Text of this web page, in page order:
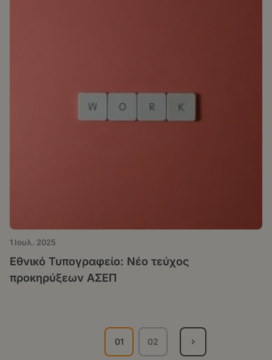
1 Ιουλ. 2025
Εθνικό Τυπογραφείο: Νέο τεύχος
προκηρύξεων ΑΣΕΠ
Τρέχουσα
σελίδα
01 Σελίδα
02